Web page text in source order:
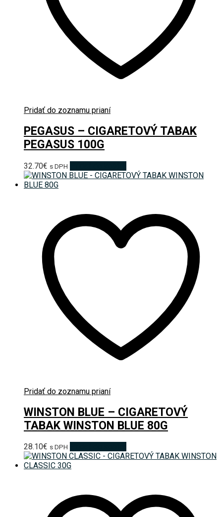
Pridať do zoznamu prianí
PEGASUS – CIGARETOVÝ TABAK
PEGASUS 100G
32.70€ s DPH
Pridať do zoznamu prianí
WINSTON BLUE – CIGARETOVÝ
TABAK WINSTON BLUE 80G
28.10€ s DPH